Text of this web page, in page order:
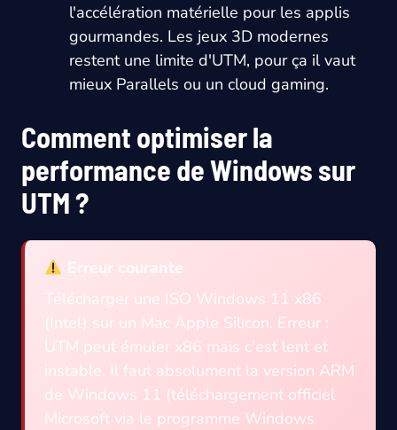
l'accélération matérielle pour les applis
gourmandes. Les jeux 3D modernes
restent une limite d'UTM, pour ça il vaut
mieux Parallels ou un cloud gaming.
Comment optimiser la
performance de Windows sur
UTM ?
Erreur courante
Télécharger une ISO Windows 11 x86
(Intel) sur un Mac Apple Silicon. Erreur :
UTM peut émuler x86 mais c'est lent et
instable. Il faut absolument la version ARM
de Windows 11 (téléchargement officiel
Microsoft via le programme Windows